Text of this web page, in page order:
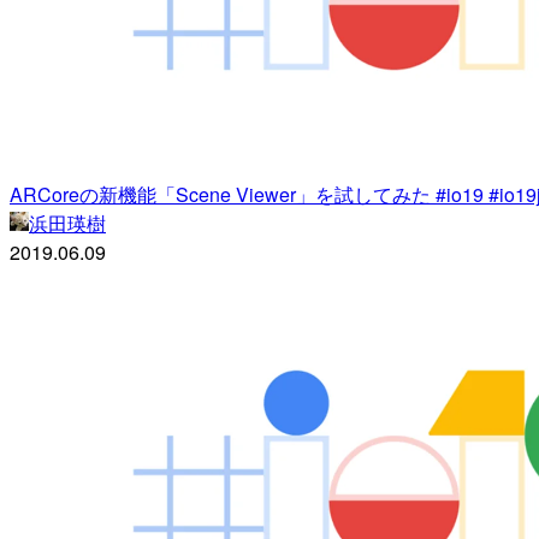
ARCoreの新機能「Scene Viewer」を試してみた #io19
浜田瑛樹
2019.06.09